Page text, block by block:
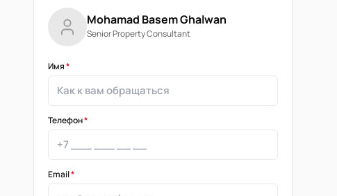
Mohamad Basem Ghalwan
Senior Property Consultant
Имя*
Телефон*
Email*